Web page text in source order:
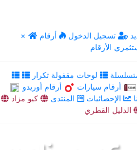
× تسجيل الدخول
أرقام
الأرقام
لوحات مقفولة تكرار
أرقام سيارات
أرقام أوريدو
الإحصائيات المنتدى
كيو مزاد
الدليل القطري